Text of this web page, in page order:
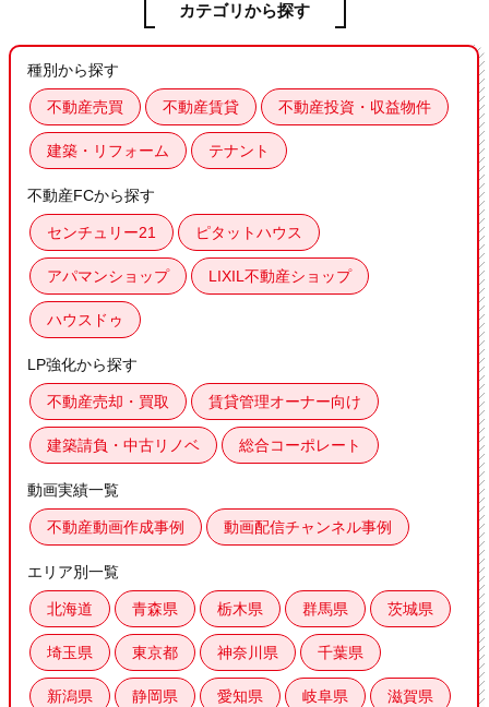
カテゴリから探す
種別から探す
不動産売買 不動産賃貸 不動産投資・収益物件
建築・リフォーム テナント
不動産FCから探す
センチュリー21 ピタットハウス
アパマンショップ LIXIL不動産ショップ
ハウスドゥ
LP強化から探す
不動産売却・買取 賃貸管理オーナー向け
建築請負・中古リノベ 総合コーポレート
動画実績一覧
不動産動画作成事例 動画配信チャンネル事例
エリア別一覧
北海道 青森県 栃木県 群馬県 茨城県
埼玉県 東京都 神奈川県 千葉県
新潟県 静岡県 愛知県 岐阜県 滋賀県